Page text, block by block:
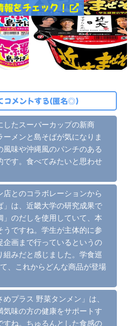
報をチェック！
コメントする(匿名◎)
したスーパーカップの新商
メンと島そばが気になりま
味や沖縄風のパンチのある
です。食べてみたいと思わせ
とのコラボレーションから
」は、近畿大学の研究成果で
のだしを使用していて、本
ですね。学生が主体的に参
企画まで行っているというの
組みだと感じました。学食巡
、これからどんな商品が登場
プラス 野菜タンメン」は、
味の方の健康をサポートす
すね。ちゅるんとした食感の